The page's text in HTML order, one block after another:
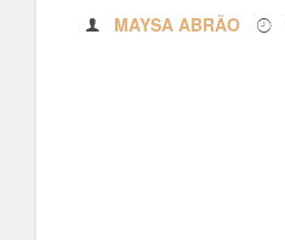
MAYSA ABRÃO